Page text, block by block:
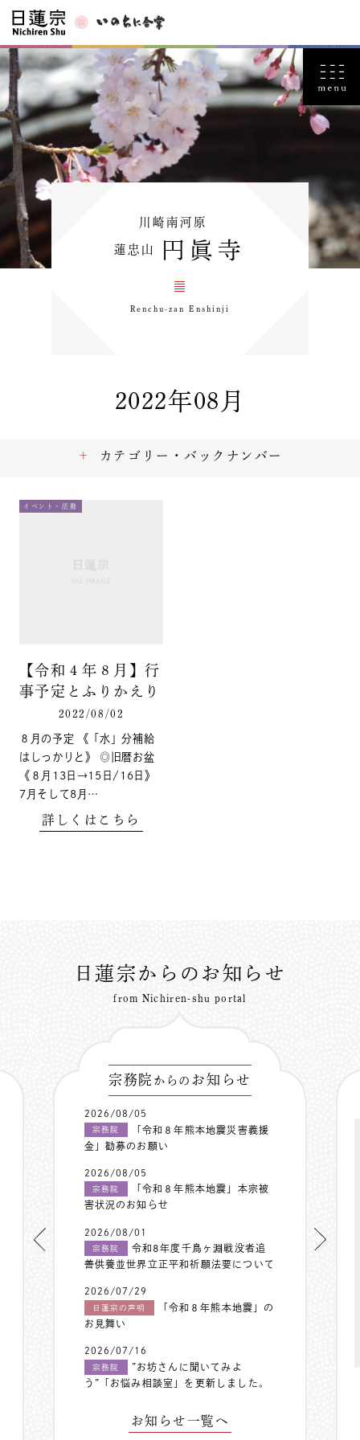
川崎南河原
蓮忠山 円眞寺
Renchu-zan Enshinji
2022年08月
イベント・活動
【令和４年８月】行
事予定とふりかえり
2022/08/02
８月の予定 《「水」分補給
はしっかりと》 ◎旧暦お盆
《８月13日→15日/16日》
7月そして8月…
詳しくはこちら
カテゴリー・バックナンバー
日蓮宗からのお知らせ
from Nichiren-shu portal
宗務院 からの お知らせ
2026/08/05
宗務院
「令和８年熊本地震災害義援
金」勧募のお願い
2026/08/05
宗務院
「令和８年熊本地震」本宗被
害状況のお知らせ
2026/08/01
宗務院
令和8年度千鳥ヶ淵戦没者追
善供養並世界立正平和祈願法要について
2026/07/29
日蓮宗の声明
「令和８年熊本地震」の
お見舞い
2026/07/16
宗務院
”お坊さんに聞いてみよ
う”「お悩み相談室」を更新しました。
お知らせ一覧へ